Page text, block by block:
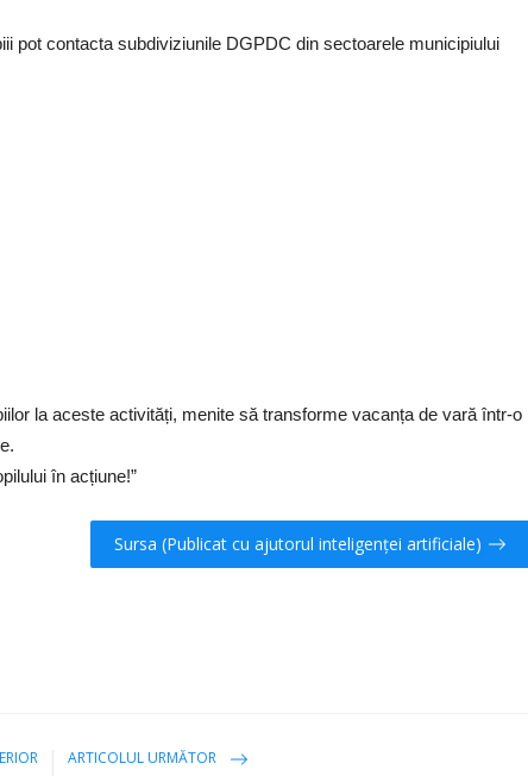
pot contacta subdiviziunile DGPDC din sectoarele municipiului
la aceste activități, menite să transforme vacanța de vară într-o
în acțiune!”
Sursa (Publicat cu ajutorul inteligenței artificiale)
ARTICOLUL URMĂTOR